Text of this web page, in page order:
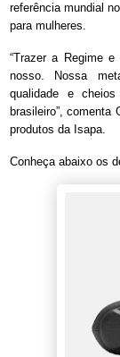
referência mundial
para mulheres.
“Trazer a Regime
nosso. Nossa
qualidade e
brasileiro”,
produtos da Isapa.
Conheça abaixo os